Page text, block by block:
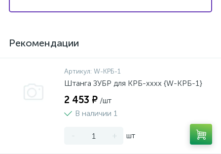
Рекомендации
Артикул: W-КРБ-1
Штанга ЗУБР для КРБ-хххх {W-КРБ-1}
2 453 ₽ /шт
В наличии 1
- + шт